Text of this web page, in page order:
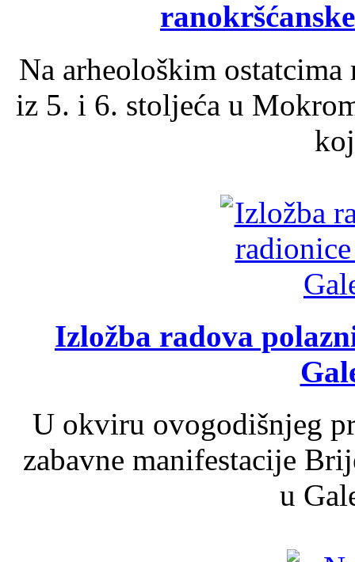
Na arheološkim
iz 5. i 6. stoljeća u
Izložba radova
U okviru ovogodišnjeg
zabavne manifestacije
u